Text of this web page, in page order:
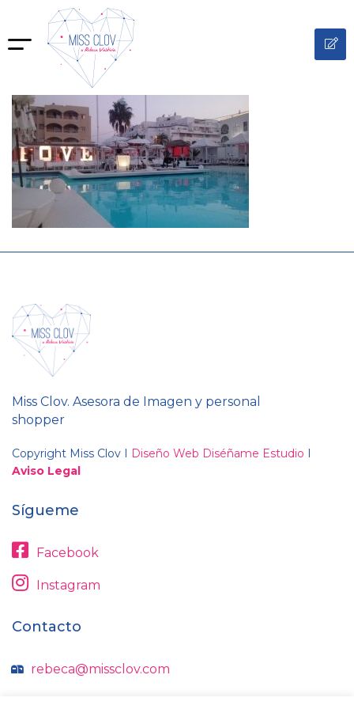
Miss Clov. Asesora de Imagen y personal
shopper
Copyright Miss Clov I Diseño Web Diséñame Estudio I
Aviso Legal
Sígueme
Facebook
Instagram
Contacto
rebeca@missclov.com